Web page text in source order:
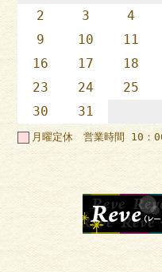
2
3 4
9
10 11
16
17 18
23
24 25
30
31
月曜定休 営業時間 10：